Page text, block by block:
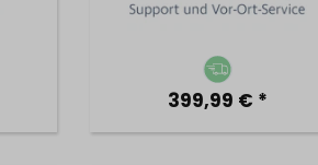
399,99 € *